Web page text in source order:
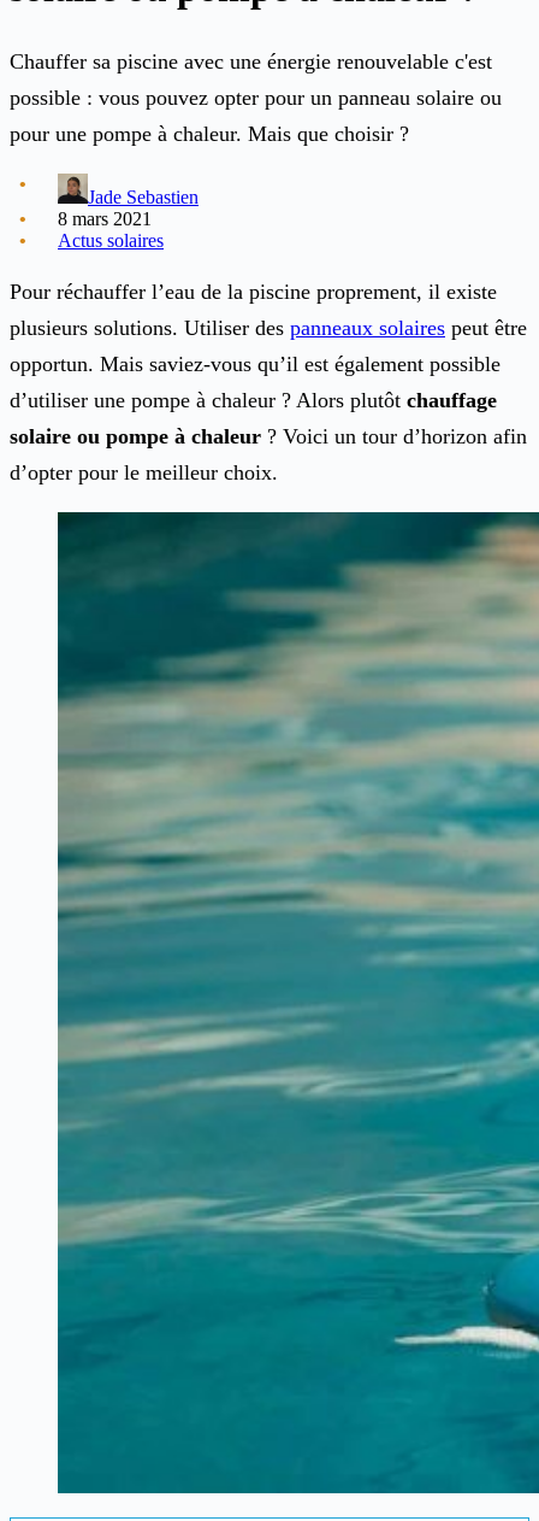
Chauffer sa piscine avec une énergie renouvelable c'est
possible : vous pouvez opter pour un panneau solaire ou
pour une pompe à chaleur. Mais que choisir ?
Jade Sebastien
8 mars 2021
Actus solaires
Pour réchauffer l’eau de la piscine proprement, il existe
plusieurs solutions. Utiliser des panneaux solaires peut être
opportun. Mais saviez-vous qu’il est également possible
d’utiliser une pompe à chaleur ? Alors plutôt chauffage
solaire ou pompe à chaleur ? Voici un tour d’horizon afin
d’opter pour le meilleur choix.